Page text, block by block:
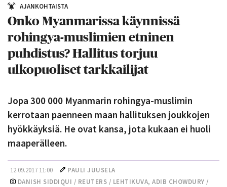
AJANKOHTAISTA
Onko Myanmarissa käynnissä
rohingya-muslimien etninen
puhdistus? Hallitus torjuu
ulkopuoliset tarkkailijat
Jopa 300 000 Myanmarin rohingya-muslimin
kerrotaan paenneen maan hallituksen joukkojen
hyökkäyksiä. He ovat kansa, jota kukaan ei huoli
maaperälleen.
12.09.2017 11:00
PAULI JUUSELA
DANISH SIDDIQUI / REUTERS / LEHTIKUVA, ADIB CHOWDURY /